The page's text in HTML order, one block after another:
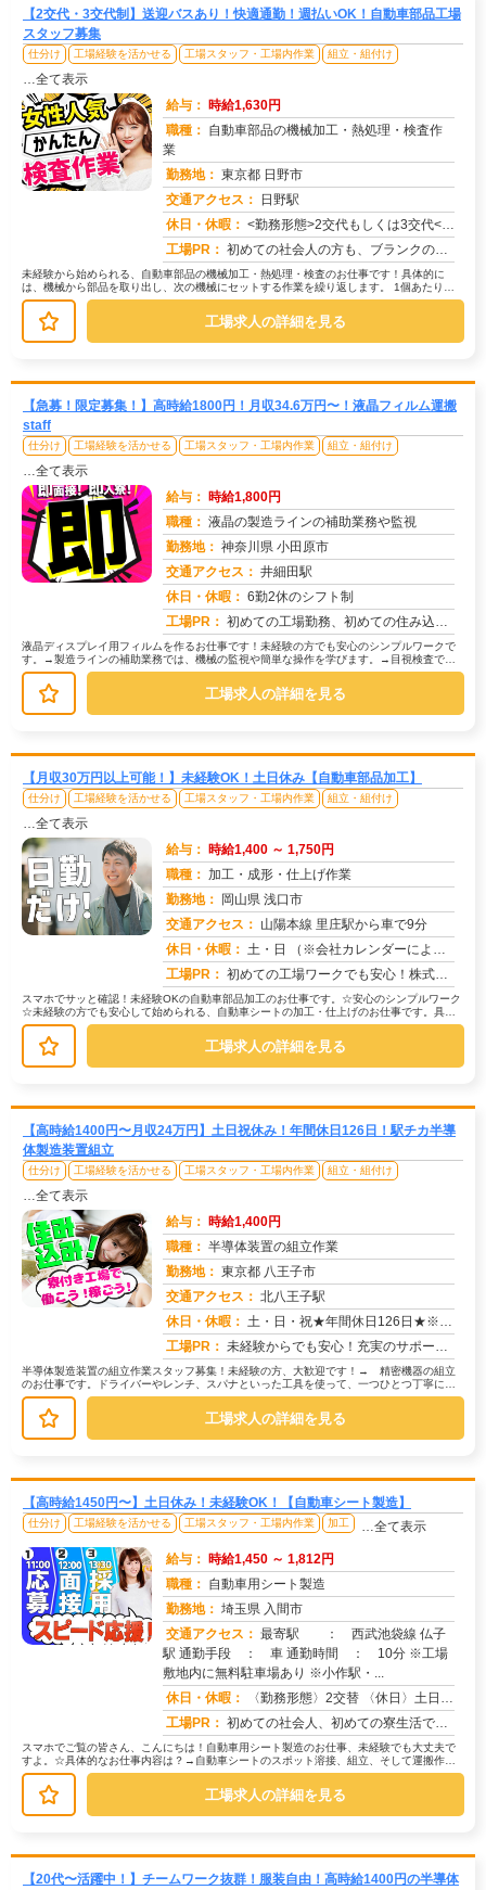
【2交代・3交代制】送迎バスあり！快適通勤！週払いOK！自動車部品工場
スタッフ募集
仕分け 工場経験を活かせる 工場スタッフ・工場内作業 組立・組付け
…全て表示
給与： 時給1,630円
職種： 自動車部品の機械加工・熱処理・検査作
業
勤務地： 東京都 日野市
交通アクセス：
日野駅
休日・休暇： <勤務形態>2交代もしくは3交代<休日>土日またはシフト制
工場PR： 初めての社会人の方も、ブランクのある方も安心！株式会社京栄センターで、新しい一歩を踏み出してみませんか？→充実のサ...
未経験から始められる、自動車部品の機械加工・熱処理・検査のお仕事です！具体的に
は、機械から部品を取り出し、次の機械にセットする作業を繰り返します。 1個あたり約
30秒の作業で、1時間に2000...
工場求人の詳細を見る
【急募！限定募集！】高時給1800円！月収34.6万円〜！液晶フィルム運搬
staff
仕分け 工場経験を活かせる 工場スタッフ・工場内作業 組立・組付け
…全て表示
給与： 時給1,800円
職種： 液晶の製造ラインの補助業務や監視
勤務地： 神奈川県 小田原市
交通アクセス： 井細田駅
休日・休暇： 6勤2休のシフト制
工場PR： 初めての工場勤務、初めての住み込み…不安は尽きないですよね。でも大丈夫！株式会社京栄センターなら、あなたをしっかり...
液晶ディスプレイ用フィルムを作るお仕事です！未経験の方でも安心のシンプルワークで
す。→製造ラインの補助業務では、機械の監視や簡単な操作を学びます。→目視検査で
は、製品に傷や汚れがないか確認します...
工場求人の詳細を見る
【月収30万円以上可能！】未経験OK！土日休み【自動車部品加工】
仕分け 工場経験を活かせる 工場スタッフ・工場内作業 組立・組付け
…全て表示
給与： 時給1,400 ～ 1,750円
職種： 加工・成形・仕上げ作業
勤務地：
岡山県 浅口市
交通アクセス： 山陽本線 里庄駅から車で9分
休日・休暇： 土・日 （※会社カレンダーによる）
工場PR： 初めての工場ワークでも安心！株式会社京栄センターでは、未経験の方をしっかりサポートします。☆充実の研修制度で、安心...
スマホでサッと確認！未経験OKの自動車部品加工のお仕事です。☆安心のシンプルワーク
☆未経験の方でも安心して始められる、自動車シートの加工・仕上げのお仕事です。具体
的には…→ウレタンシートの機械加...
工場求人の詳細を見る
【高時給1400円〜月収24万円】土日祝休み！年間休日126日！駅チカ半導
体製造装置組立
仕分け 工場経験を活かせる 工場スタッフ・工場内作業 組立・組付け
…全て表示
給与： 時給1,400円
職種： 半導体装置の組立作業
勤務地： 東京都 八王子市
交通アクセス： 北八王子駅
休日・休暇： 土・日・祝★年間休日126日★※会社カレンダーによる【その他長期休暇あり】ゴールデンウィーク、夏季休暇、冬季休暇
工場PR： 未経験からでも安心！充実のサポート体制で、新しい一歩を踏み出してみませんか？→ほとんどのスタッフが未経験スタートで...
半導体製造装置の組立作業スタッフ募集！未経験の方、大歓迎です！→ 精密機器の組立
のお仕事です。ドライバーやレンチ、スパナといった工具を使って、一つひとつ丁寧に作
業を進めていきます。→ 研修がある...
工場求人の詳細を見る
【高時給1450円〜】土日休み！未経験OK！【自動車シート製造】
仕分け 工場経験を活かせる 工場スタッフ・工場内作業 加工 …全て表示
給与： 時給1,450 ～ 1,812円
職種： 自動車用シート製造
勤務地： 埼玉県 入間市
交通アクセス： 最寄駅 ： 西武池袋線 仏子
駅 通勤手段 ： 車 通勤時間 ： 10分 ※工場
敷地内に無料駐車場あり ※小作駅・...
休日・休暇：
〈勤務形態〉2交替 〈休日〉土日 ■ＧＷ ■夏季休暇 ■年末年始 ※会社カレンダーによる
工場PR： 初めての社会人、初めての寮生活でも安心！☆家具付き寮で初期費用0円！テレビ、エアコン、冷蔵庫など生活に必要な家電が...
スマホでご覧の皆さん、こんにちは！自動車用シート製造のお仕事、未経験でも大丈夫で
すよ。☆具体的なお仕事内容は？→自動車シートのスポット溶接、組立、そして運搬作業
です。→一つひとつの作業は丁寧に教...
工場求人の詳細を見る
【20代〜活躍中！】チームワーク抜群！服装自由！高時給1400円の半導体